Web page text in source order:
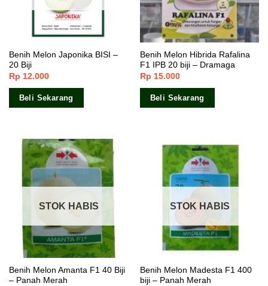
Benih Melon Japonika BISI –
20 Biji
Rp 12.000
Beli Sekarang
Benih Melon Hibrida Rafalina
F1 IPB 20 biji – Dramaga
Rp 15.000
Beli Sekarang
STOK HABIS
Benih Melon Amanta F1 40 Biji
– Panah Merah
STOK HABIS
Benih Melon Madesta F1 400
biji – Panah Merah